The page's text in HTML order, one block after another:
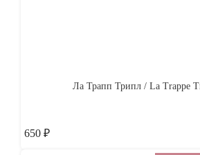
Ла Трапп Трипл / La Trappe
650 ₽